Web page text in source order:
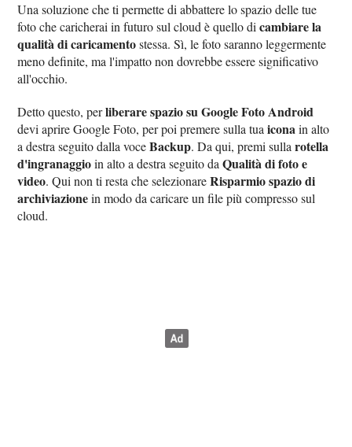
Una soluzione che ti permette di abbattere lo spazio delle tue
foto che caricherai in futuro sul cloud è quello dicambiare la
qualità di caricamentostessa. Sì, le foto saranno leggermente
meno definite, ma l'impatto non dovrebbe essere significativo
all'occhio.
Detto questo, perliberare spazio su Google Foto Android
devi aprire Google Foto, per poi premere sulla tuaiconain alto
a destra seguito dalla voceBackup. Da qui, premi sullarotella
d'ingranaggioin alto a destra seguito daQualità di foto e
video. Qui non ti resta che selezionareRisparmio spazio di
archiviazionein modo da caricare un file più compresso sul
cloud.